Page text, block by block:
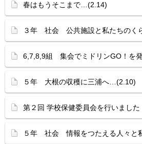
春はもうそこまで…(2.14)
３年 社会 公共施設と私たちのく
6,7,8,9組 集会でミドリンGO！を
５年 大根の収穫に三浦へ…(2.10)
第２回 学校保健委員会を行いました
５年 社会 情報をつたえる人々と